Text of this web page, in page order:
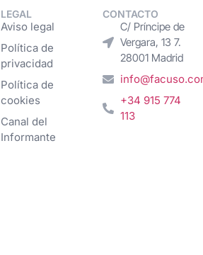
LEGAL
Aviso legal
Política de
privacidad
Política de
cookies
Canal del
Informante
CONTACTO
C/ Príncipe de
Vergara, 13 7.
28001 Madrid
+34 915 774
113